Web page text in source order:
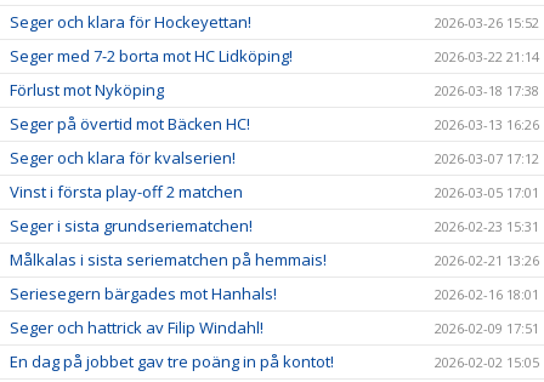
Seger och klara för Hockeyettan! 2026-03-26 15:52
Seger med 7-2 borta mot HC Lidköping! 2026-03-22 21:14
Förlust mot Nyköping 2026-03-18 17:38
Seger på övertid mot Bäcken HC! 2026-03-13 16:26
Seger och klara för kvalserien! 2026-03-07 17:12
Vinst i första play-off 2 matchen 2026-03-05 17:01
Seger i sista grundseriematchen! 2026-02-23 15:31
Målkalas i sista seriematchen på hemmais! 2026-02-21 13:26
Seriesegern bärgades mot Hanhals! 2026-02-16 18:01
Seger och hattrick av Filip Windahl! 2026-02-09 17:51
En dag på jobbet gav tre poäng in på kontot! 2026-02-02 15:05